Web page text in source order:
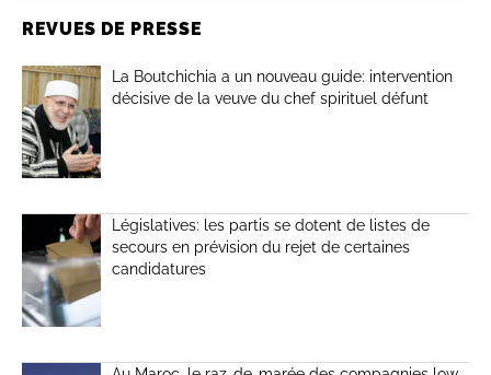
REVUES DE PRESSE
La Boutchichia a un nouveau guide: intervention
décisive de la veuve du chef spirituel défunt
Législatives: les partis se dotent de listes de
secours en prévision du rejet de certaines
candidatures